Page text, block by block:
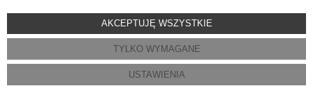
AKCEPTUJĘ WSZYSTKIE
TYLKO WYMAGANE
USTAWIENIA
Akcesoria kuchenne w sklepie internetowym MensaHome.eu
Projekt i oprogramowanie sklepu:ebexo